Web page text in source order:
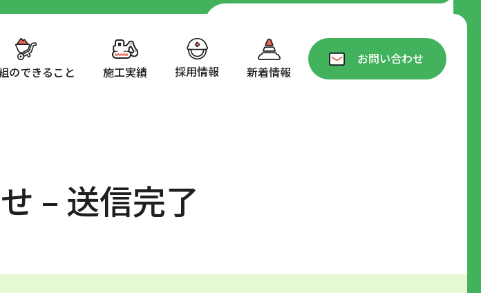
のできること 施工実績 採用情報 新着情報
お問い合わせ
無料相談・お問い合わせ
0866-48-3085
– 送信完了